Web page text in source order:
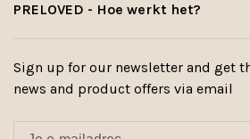
PRELOVED - Hoe werkt het?
Sign up for our newsletter and get
news and product offers via email